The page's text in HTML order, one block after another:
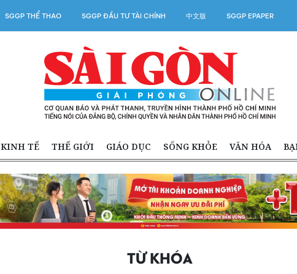
SGGP THỂ THAO SGGP ĐẦU TƯ TÀI CHÍNH 中文版 SGGP EPAPER
KINH TẾ THẾ GIỚI GIÁO DỤC SỐNG KHỎE VĂN HÓA
TỪ KHÓA